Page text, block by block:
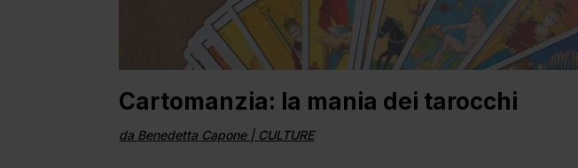
Cartomanzia: la mania dei tarocchi
da Benedetta Capone| CULTURE